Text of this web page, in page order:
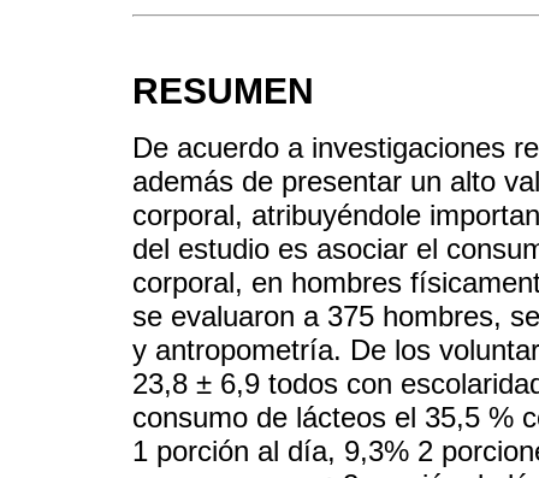
RESUMEN
De acuerdo a investigaciones
además de presentar un alto
corporal, atribuyéndole
del estudio es asociar el
corporal, en hombres
se evaluaron a 375 hombres,
y antropometría. De los
23,8 ± 6,9 todos con
consumo de lácteos el 35,5 %
1 porción al día, 9,3% 2